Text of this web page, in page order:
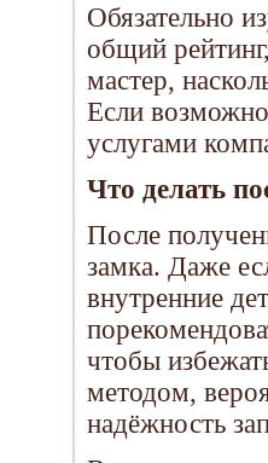
Обязательно
общий
мастер,
Если
услугами
Что делать
После
замка. Даже
внутренние
чтобы
методом,
надёжность